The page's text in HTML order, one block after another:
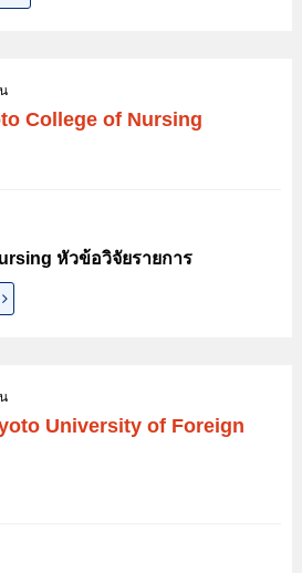
College of Nursing
หัวข้อวิจัยรายการ
University of Foreign